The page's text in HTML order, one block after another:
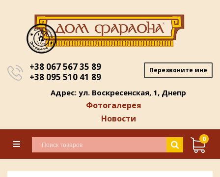
+38 067 567 35 89
+38 095 510 41 89
Перезвоните мне
Адрес: ул. Воскресенская, 1, Днепр
Фотогалерея
Новости
0